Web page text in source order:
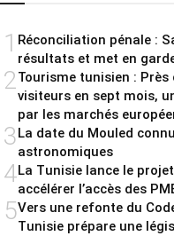
1 Réconciliation pénale :
résultats et met en
2Tourisme tunisien :
visiteurs en sept mois,
par les marchés
3La date du Mouled
astronomiques
4La Tunisie lance le projet
accélérer l’accès des
5Vers une refonte du
Tunisie prépare une